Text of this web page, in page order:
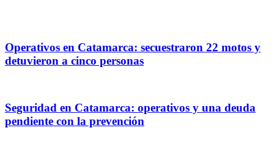
Operativos en Catamarca: secuestraron 22 motos y
detuvieron a cinco personas
Seguridad en Catamarca: operativos y una deuda
pendiente con la prevención